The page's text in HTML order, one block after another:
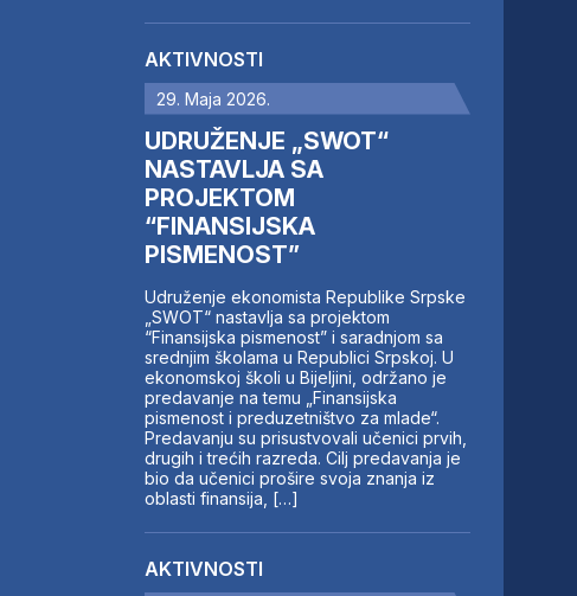
AKTIVNOSTI
29. Maja 2026.
UDRUŽENJE „SWOT“
NASTAVLJA SA
PROJEKTOM
“FINANSIJSKA
PISMENOST”
Udruženje ekonomista Republike Srpske
„SWOT“ nastavlja sa projektom
“Finansijska pismenost” i saradnjom sa
srednjim školama u Republici Srpskoj. U
ekonomskoj školi u Bijeljini, održano je
predavanje na temu „Finansijska
pismenost i preduzetništvo za mlade“.
Predavanju su prisustvovali učenici prvih,
drugih i trećih razreda. Cilj predavanja je
bio da učenici prošire svoja znanja iz
oblasti finansija, […]
AKTIVNOSTI